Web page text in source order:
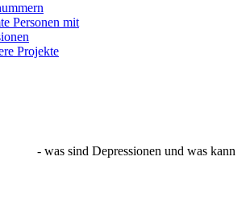
Personen mit
Projekte
und was kann